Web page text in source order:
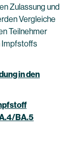
Zulassung und
Vergleiche
Teilnehmer
Impfstoffs
in den
BA.5